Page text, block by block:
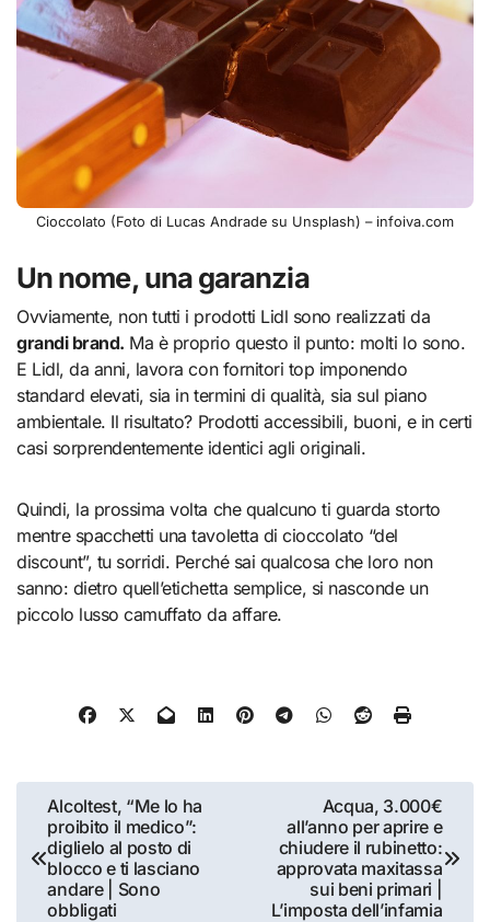
Cioccolato (Foto di Lucas Andrade su Unsplash) – infoiva.com
Un nome, una garanzia
Ovviamente, non tutti i prodotti Lidl sono realizzati da
grandi brand. Ma è proprio questo il punto: molti lo sono.
E Lidl, da anni, lavora con fornitori top imponendo
standard elevati, sia in termini di qualità, sia sul piano
ambientale. Il risultato? Prodotti accessibili, buoni, e in certi
casi sorprendentemente identici agli originali.
Quindi, la prossima volta che qualcuno ti guarda storto
mentre spacchetti una tavoletta di cioccolato “del
discount”, tu sorridi. Perché sai qualcosa che loro non
sanno: dietro quell’etichetta semplice, si nasconde un
piccolo lusso camuffato da affare.
Navigazione
articoli
Alcoltest, “Me lo ha
proibito il medico”:
diglielo al posto di
blocco e ti lasciano
andare | Sono
obbligati
Acqua, 3.000€
all’anno per aprire e
chiudere il rubinetto:
approvata maxitassa
sui beni primari |
L’imposta dell’infamia